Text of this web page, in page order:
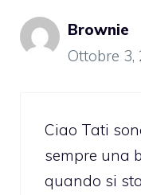
Brownie
Ottobre 3,
Ciao Tati
sempre una
quando si